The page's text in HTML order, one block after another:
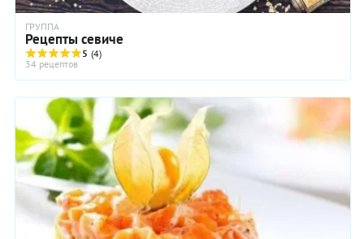
ГРУППА
Рецепты севиче
5 (4)
34 рецептов